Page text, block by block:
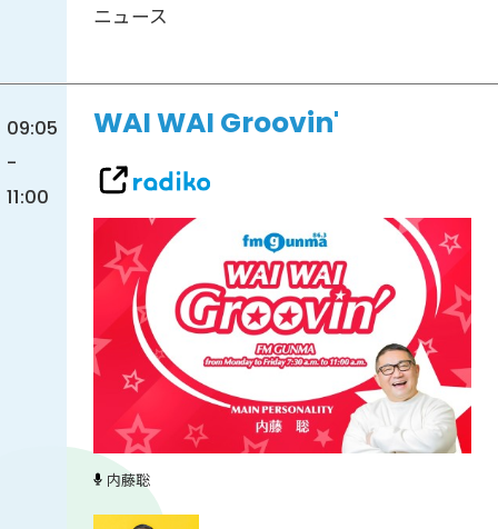
ニュース
09:05
-
11:00
WAI WAI Groovin'
内藤聡